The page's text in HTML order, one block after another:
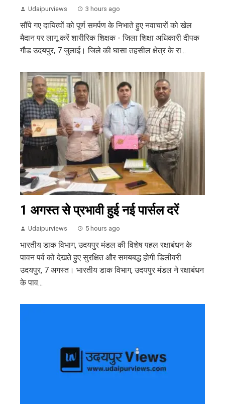
Udaipurviews 3 hours ago
सौंपे गए दायित्वों को पूर्ण समर्पण के निभाते हुए नवाचारों को खेल
मैदान पर लागू करें शारीरिक शिक्षक - जिला शिक्षा अधिकारी दीपक
गौड उदयपुर, 7 जुलाई। जिले की घासा तहसील क्षेत्र के रा...
1 अगस्त से प्रभावी हुई नई पार्सल दरें
Udaipurviews 5 hours ago
भारतीय डाक विभाग, उदयपुर मंडल की विशेष पहल रक्षाबंधन के
पावन पर्व को देखते हुए सुरक्षित और समयबद्ध होगी डिलीवरी
उदयपुर, 7 अगस्त। भारतीय डाक विभाग, उदयपुर मंडल ने रक्षाबंधन
के पाव...